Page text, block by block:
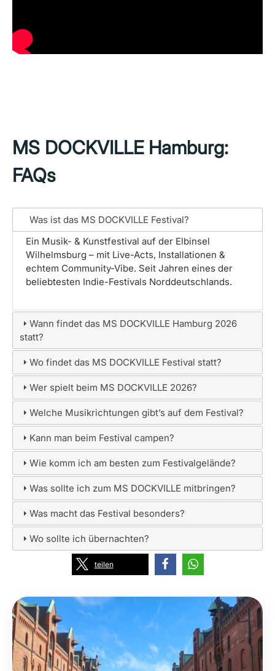
MS DOCKVILLE Hamburg:
FAQs
Was ist das MS DOCKVILLE Festival?
Ein Musik- & Kunstfestival auf der Elbinsel
Wilhelmsburg – mit Live-Acts, Installationen &
echtem Community-Vibe. Seit Jahren eines der
beliebtesten Indie-Festivals Norddeutschlands.
Wann findet das MS DOCKVILLE Hamburg 2026
statt?
Wo findet das MS DOCKVILLE Festival statt?
Wer spielt beim MS DOCKVILLE 2026?
Welche Musikrichtungen gibt’s auf dem Festival?
Kann man beim Festival campen?
Wie komm ich am besten zum Festivalgelände?
Was sollte ich zum MS DOCKVILLE mitbringen?
Was macht das Festival besonders?
Wo sollte ich übernachten?
teilen